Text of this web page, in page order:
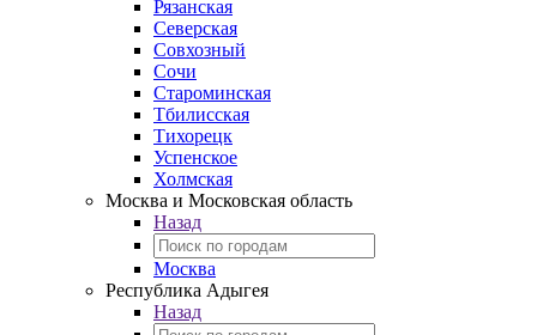
Рязанская
Северская
Совхозный
Сочи
Староминская
Тбилисская
Тихорецк
Успенское
Холмская
Москва и Московская область
Назад
Москва
Республика Адыгея
Назад